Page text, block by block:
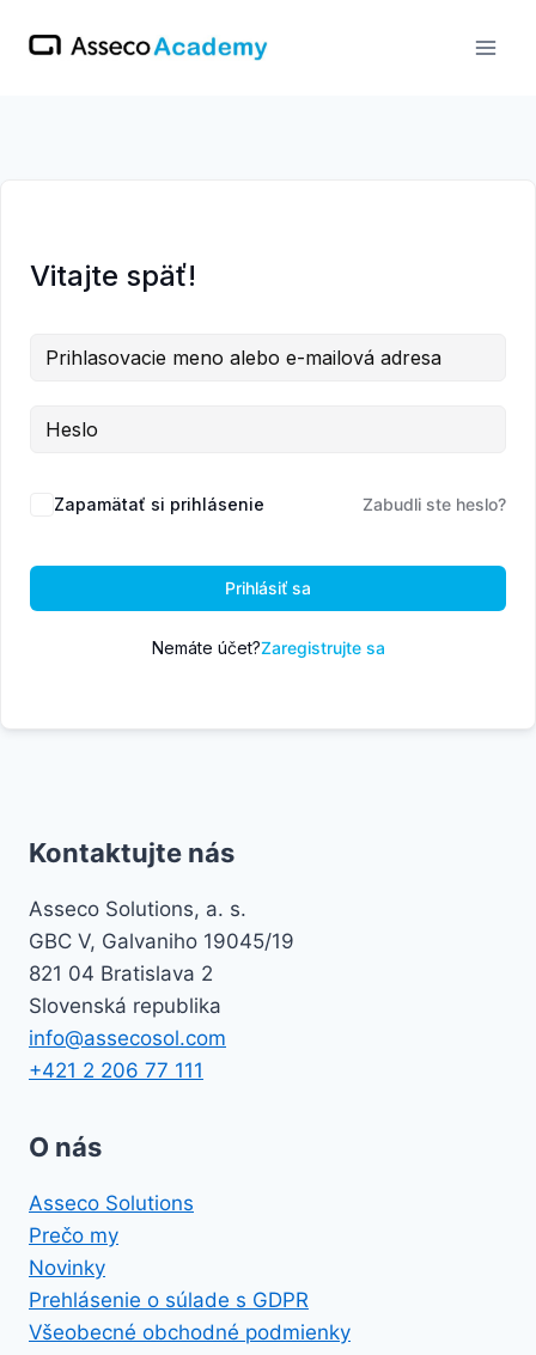
Vitajte späť!
Zapamätať si prihlásenie Zabudli ste heslo?
Prihlásiť sa
Nemáte účet?Zaregistrujte sa
Kontaktujte nás
Asseco Solutions, a. s.
GBC V, Galvaniho 19045/19
821 04 Bratislava 2
Slovenská republika
info@assecosol.com
+421 2 206 77 111
O nás
Asseco Solutions
Prečo my
Novinky
Prehlásenie o súlade s GDPR
Všeobecné obchodné podmienky